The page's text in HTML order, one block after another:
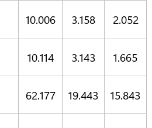
10.006 3.158
2.052
10.114 3.143 1.665
62.177 19.443 15.843